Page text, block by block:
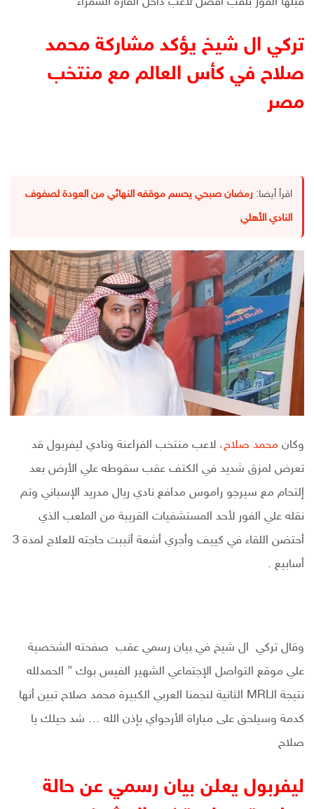
تركي ال شيخ يؤكد مشاركة محمد
صلاح في كأس العالم مع منتخب
مصر
اقرأ أيضا: رمضان صبحي يحسم موقفه النهائي من العودة لصفوف
النادي الأهلي
وكان محمد صلاح، لاعب منتخب الفراعنة ونادي ليفربول قد
تعرض لمزق شديد في الكتف عقب سقوطه علي الأرض بعد
إلتحام مع سيرجو راموس مدافع نادي ريال مدريد الإسباني وتم
نقله علي الفور لأحد المستشفيات القريبة من الملعب الذي
أحتضن اللقاء في كييف وأجري أشعة أثببت حاجته للعلاج لمدة 3
أسابيع .
وقال تركي ال شيخ في بيان رسمي عقب صفحته الشخصية
علي موقع التواصل الإجتماعي الشهير الفيس بوك ” الحمدلله
نتيجة الـMRI الثانية لنجمنا العربي الكبيرة محمد صلاح تبين أنها
كدمة وسيلحق على مباراة الأرجواي بإذن الله … شد حيلك يا
صلاح
ليفربول يعلن بيان رسمي عن حالة